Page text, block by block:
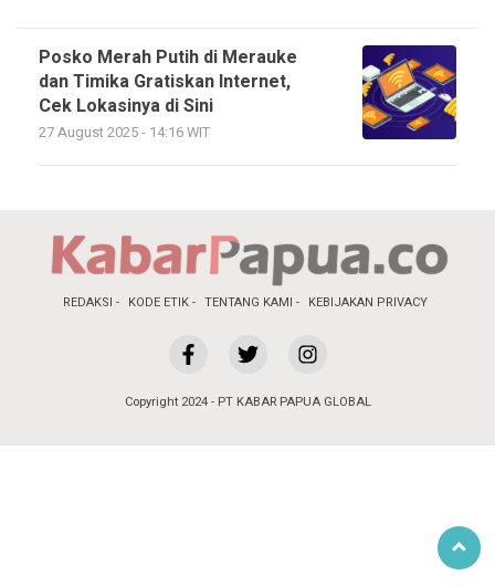
Posko Merah Putih di Merauke
dan Timika Gratiskan Internet,
Cek Lokasinya di Sini
27 August 2025 - 14:16 WIT
REDAKSI KODE ETIK TENTANG KAMI KEBIJAKAN PRIVACY
Copyright 2024 - PT KABAR PAPUA GLOBAL